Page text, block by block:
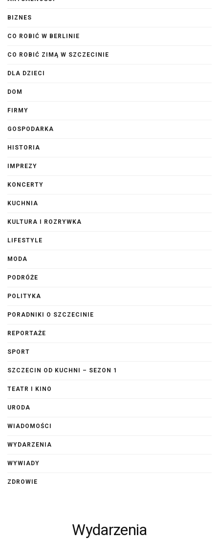
BIZNES
CO ROBIĆ W BERLINIE
CO ROBIĆ ZIMĄ W SZCZECINIE
DLA DZIECI
DOM
FIRMY
GOSPODARKA
HISTORIA
IMPREZY
KONCERTY
KUCHNIA
KULTURA I ROZRYWKA
LIFESTYLE
MODA
PODRÓŻE
POLITYKA
PORADNIKI O SZCZECINIE
REPORTAŻE
SPORT
SZCZECIN OD KUCHNI – SEZON 1
TEATR I KINO
URODA
WIADOMOŚCI
WYDARZENIA
WYWIADY
ZDROWIE
Wydarzenia